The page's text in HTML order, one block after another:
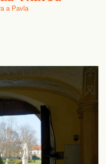
a Pavla